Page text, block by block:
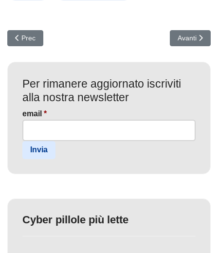
Articolo precedente: Fata Informatica tra i leader globali
Prec Articolo
Avanti
Per rimanere aggiornato iscriviti
alla nostra newsletter
email *
Invia
Cyber pillole più lette